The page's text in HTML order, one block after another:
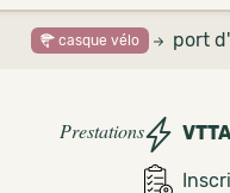
casque vélo port
Prestations